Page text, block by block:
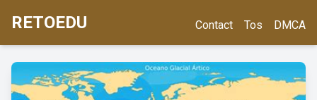
RETOEDU Contact Tos DMCA